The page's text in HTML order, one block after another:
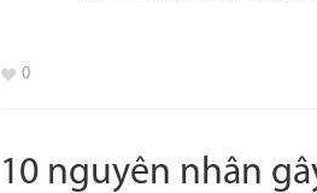
0
10 nguyên nhân